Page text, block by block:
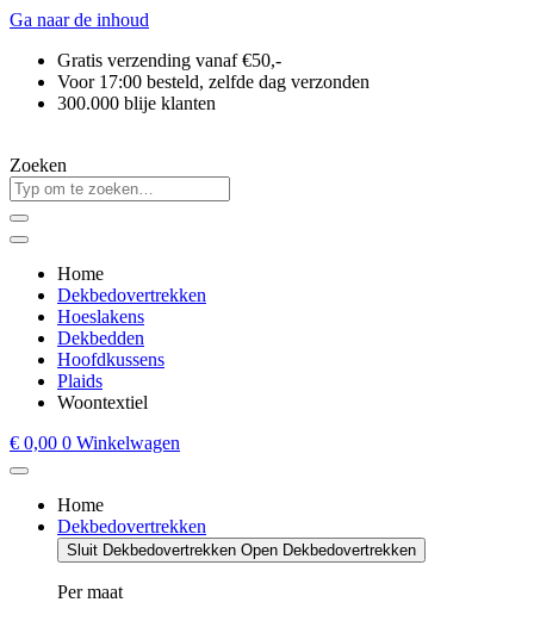
Ga naar de inhoud
Gratis verzending vanaf €50,-
Voor 17:00 besteld, zelfde dag verzonden
300.000 blije klanten
Zoeken
Home
Dekbedovertrekken
Hoeslakens
Dekbedden
Hoofdkussens
Plaids
Woontextiel
€ 0,00 0 Winkelwagen
Home
Dekbedovertrekken
Sluit Dekbedovertrekken Open Dekbedovertrekken
Per maat